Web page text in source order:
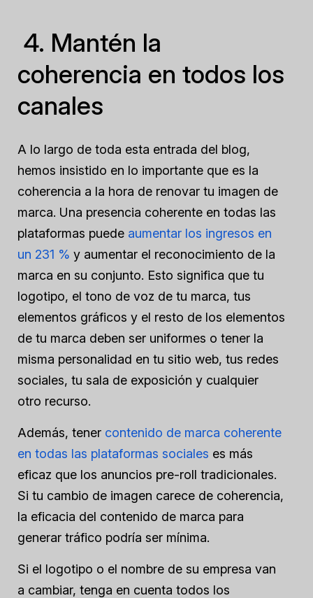
4. Mantén la
coherencia en todos los
canales
A lo largo de toda esta entrada del blog,
hemos insistido en lo importante que es la
coherencia a la hora de renovar tu imagen de
marca. Una presencia coherente en todas las
plataformas puede aumentar los ingresos en
un 231 % y aumentar el reconocimiento de la
marca en su conjunto. Esto significa que tu
logotipo, el tono de voz de tu marca, tus
elementos gráficos y el resto de los elementos
de tu marca deben ser uniformes o tener la
misma personalidad en tu sitio web, tus redes
sociales, tu sala de exposición y cualquier
otro recurso.
Además, tener contenido de marca coherente
en todas las plataformas sociales es más
eficaz que los anuncios pre-roll tradicionales.
Si tu cambio de imagen carece de coherencia,
la eficacia del contenido de marca para
generar tráfico podría ser mínima.
Si el logotipo o el nombre de su empresa van
a cambiar, tenga en cuenta todos los